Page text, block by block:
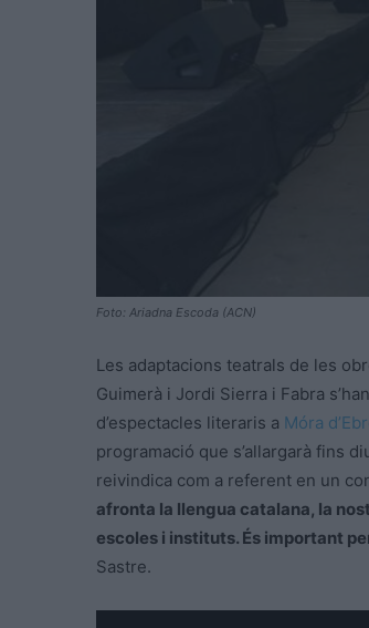
Foto: Ariadna Escoda (ACN)
Les adaptacions teatrals de les
Guimerà i Jordi Sierra i Fabra
d’espectacles literaris a Móra
programació que s’allargarà fins
reivindica com a referent en un
afronta la llengua catalana, la
escoles i instituts. És important
Sastre.